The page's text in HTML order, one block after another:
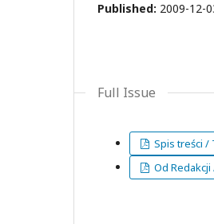
Published: 2009-12-
Full Issue
Spis treści /
Od Redakcji